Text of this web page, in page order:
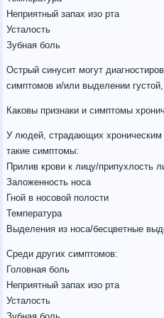
Неприятный запах изо рта
Усталость
Зубная боль
Острый синусит могут
симптомов и/или выделении
Каковы признаки и симптомы
У людей, страдающих хроническим
такие симптомы:
Прилив крови к лицу/припухлость
Заложенность носа
Гной в носовой полости
Температура
Выделения из носа/бесцветные
Среди других симптомов:
Головная боль
Неприятный запах изо рта
Усталость